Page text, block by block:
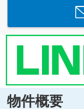
物件概要